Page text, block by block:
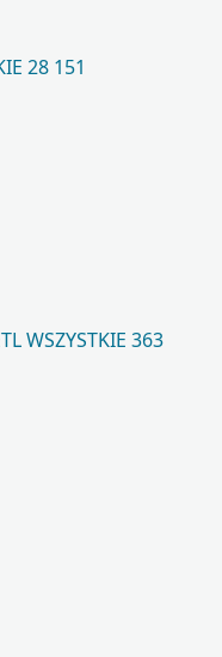
28 151
WSZYSTKIE 363